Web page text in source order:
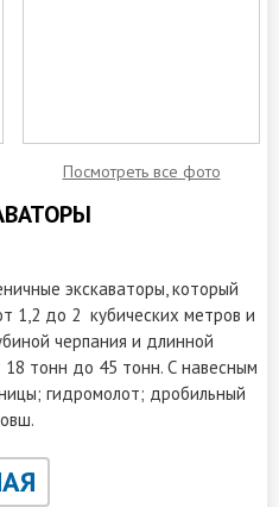
Посмотреть все фото
экскаваторы, который
1,2 до 2 кубических метров и
черпания и длинной
18 тонн до 45 тонн. С навесным
гидромолот; дробильный